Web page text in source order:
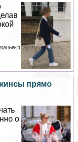
8:45:13
прямо
о